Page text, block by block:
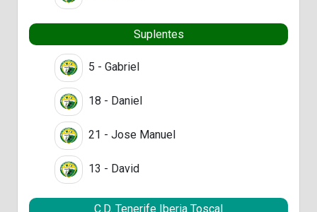
Suplentes
5 - Gabriel
18 - Daniel
21 - Jose Manuel
13 - David
C.D. Tenerife Iberia Toscal